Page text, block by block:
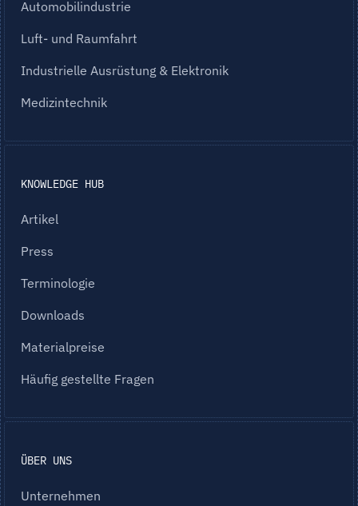
Automobilindustrie
Luft- und Raumfahrt
Industrielle Ausrüstung & Elektronik
Medizintechnik
KNOWLEDGE HUB
Artikel
Press
Terminologie
Downloads
Materialpreise
Häufig gestellte Fragen
ÜBER UNS
Unternehmen